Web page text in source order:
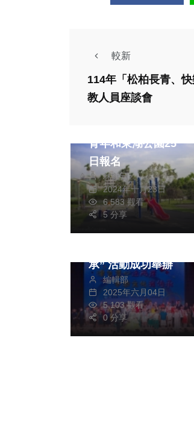
較新
114年「松柏長青、
教人員座談會
政治 生活
青年和東湖公園25
日報名
林獻元
2024年十月23日
6,583 觀看
5 分享
兩岸
承” 活動成功舉辦
編輯部
2025年六月04日
5,103 觀看
0 分享